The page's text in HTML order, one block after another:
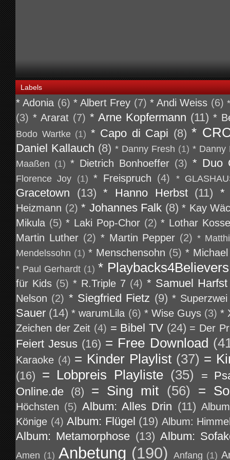
Labels
* Adonia (6) * Albert Frey (7) * Andi Weiss (6)
(3) * Ararat (7) * Arne Kopfermann (11) *
Bodo Wartke (1) * Capo di Capi (8) *
Daniel Kallauch (8) * Danny Fresh (1) * Danny
Maaßen (1) * Dietrich Bonhoeffer (3) * Duo
Florence Joy (1) * Freispruch (4) *
Gracetown (13) * Hanno Herbst (11) *
Heizmann (2) * Johannes Falk (8) * Kay
Mikula (5) * Laki Pop-Chor (2) * Lothar Kosse
Martin Luther (2) * Martin Pepper (2) *
Mendelssohn (1) * Menschensohn (5) *
* Paul Gerhardt (1) * Playbacks4Believers
für Kids (5) * R.Triple 7 (4) * Samuel Harfst
Nelson (2) * Siegfried Fietz (9) * Superzwei
Sauer (14) * warumLila (6) * Wise Guys (3) *
Zeichen der Zeit (4) = Bibel TV (24) = Der
Feiert Jesus (16) = Free Download
Karaoke (4) = Kinder Playlist (37) =
(16) = Lobpreis Playliste (35)
=
Online.de (8) = Sing mit (56) =
Höchsten (5) Album: Alles Drin (11)
Könige (4) Album: Flügel (19) Album:
Album: Metamorphose (13) Album:
Amen (1) Anbetung (190) Anfang (1)